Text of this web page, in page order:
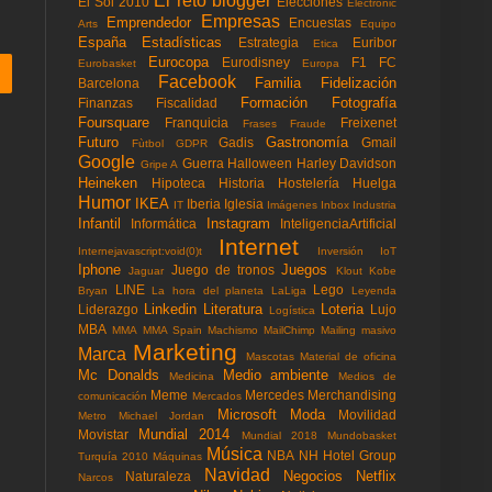
Electronic
Arts
Emprendedor Empresas Encuestas Equipo
España Estadísticas Estrategia Etica Euribor
Eurobasket Eurocopa Eurodisney Europa F1
FC
Barcelona
Facebook Familia Fidelización
Finanzas Fiscalidad Formación
Fotografía
Foursquare
Franquicia Frases Fraude Freixenet
Futuro Fùtbol GDPR Gadis Gastronomía Gmail
Google Gripe A Guerra Halloween Harley Davidson
Heineken Hipoteca Historia Hostelería Huelga
Humor IKEA IT Iberia Iglesia Imágenes Inbox Industria
Infantil Informática Instagram InteligenciaArtificial
Internejavascript:void(0)t Internet Inversión IoT
Iphone Jaguar Juego de tronos Juegos Klout Kobe
Bryan
LINE La hora del planeta LaLiga Lego Leyenda
Liderazgo Linkedin Literatura Logística Loteria Lujo
MBA MMA MMA Spain Machismo MailChimp Mailing masivo
Marca Marketing Mascotas Material de oficina
Mc Donalds Medicina Medio ambiente
Medios de
comunicación Meme Mercados Mercedes Merchandising
Metro Michael Jordan Microsoft Moda
Movilidad
Movistar
Mundial 2014 Mundial 2018
Mundobasket
Turquía 2010 Máquinas Música NBA NH Hotel Group
Narcos Naturaleza Navidad Negocios Netflix